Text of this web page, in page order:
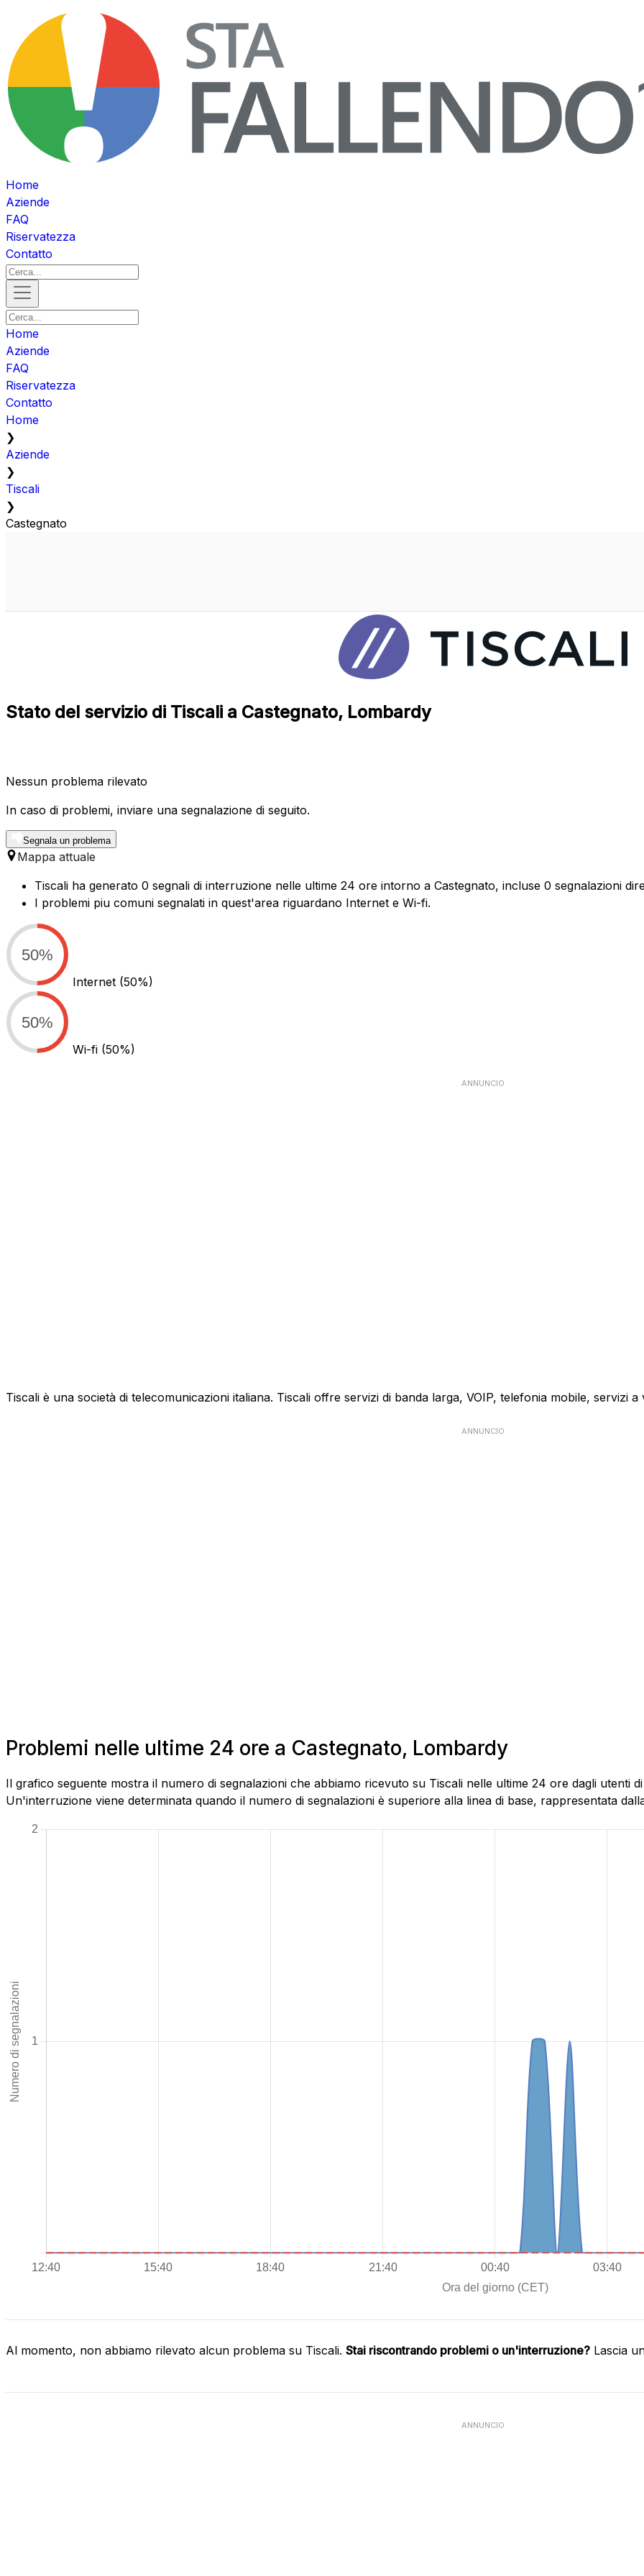
Home
Aziende
FAQ
Riservatezza
Contatto
Home
Aziende
FAQ
Riservatezza
Contatto
Home
❯
Aziende
❯
Tiscali
❯
Castegnato
Stato del servizio di Tiscali a Castegnato, Lombardy
Nessun problema rilevato
In caso di problemi, inviare una segnalazione di seguito.
Segnala un problema
Mappa attuale
Tiscali ha generato 0 segnali di interruzione nelle ultime 24 ore intorno a Castegnato, incluse 0 segnalazioni
I problemi piu comuni segnalati in quest'area riguardano Internet e Wi-fi.
50%
Internet (50%)
50%
Wi-fi (50%)
ANNUNCIO
Tiscali è una società di telecomunicazioni italiana. Tiscali offre servizi di banda larga, VOIP, telefonia mobile, servizi
ANNUNCIO
Problemi nelle ultime 24 ore a Castegnato, Lombardy
Il grafico seguente mostra il numero di segnalazioni che abbiamo ricevuto su Tiscali nelle ultime 24 ore dagli utenti
Un'interruzione viene determinata quando il numero di segnalazioni è superiore alla linea di base, rappresentata
Al momento, non abbiamo rilevato alcun problema su Tiscali. Stai riscontrando problemi o un'interruzione? Lascia
ANNUNCIO